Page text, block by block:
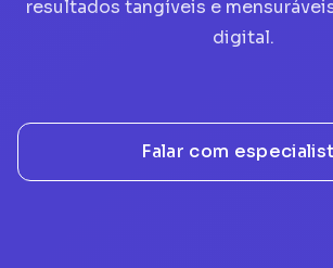
resultados tangíveis e
digital.
Falar com